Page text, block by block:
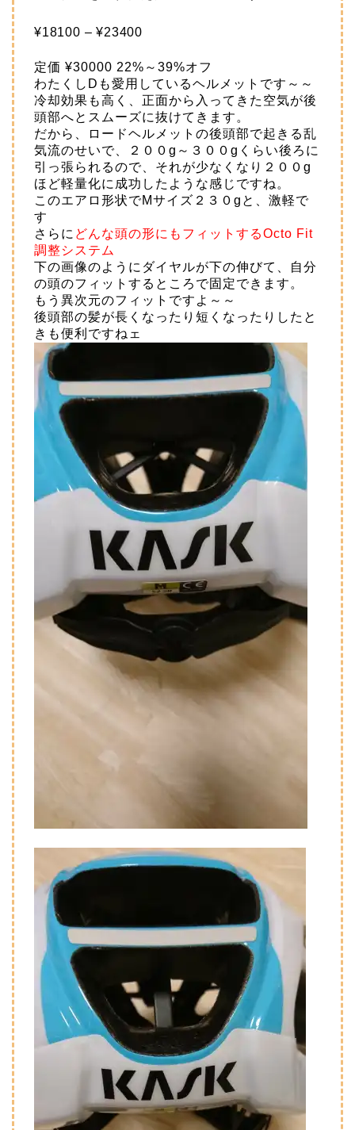
¥18100 – ¥23400
定価 ¥30000 22%～39%オフ
わたくしDも愛用しているヘルメットです～～
冷却効果も高く、正面から入ってきた空気が後
頭部へとスムーズに抜けてきます。
だから、ロードヘルメットの後頭部で起きる乱
気流のせいで、２００g～３００gくらい後ろに
引っ張られるので、それが少なくなり２００g
ほど軽量化に成功したような感じですね。
このエアロ形状でMサイズ２３０gと、激軽で
す
さらに どんな頭の形にもフィットするOcto Fit
調整システム
下の画像のようにダイヤルが下の伸びて、自分
の頭のフィットするところで固定できます。
もう異次元のフィットですよ～～
後頭部の髪が長くなったり短くなったりしたと
きも便利ですねェ